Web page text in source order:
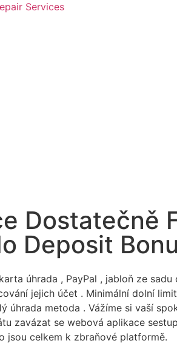
Services
Dostatečně
Deposit
úhrada , PayPal , jabloň ze
jejich účet . Minimální dolní
úhrada metoda . Vážíme si vaší
zavázat se webová aplikace
jsou celkem k zbraňové platformě.